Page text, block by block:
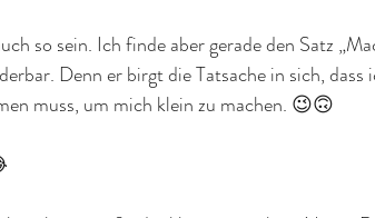
so sein. Ich finde aber gerade den Satz
Denn er birgt die Tatsache in sich,
muss, um mich klein zu machen. 😉🙃